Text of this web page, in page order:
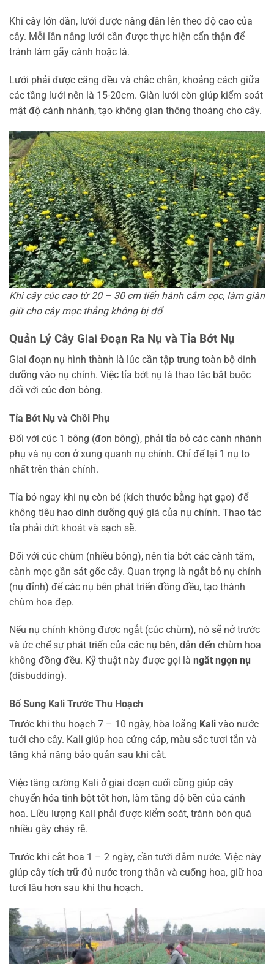
Khi cây lớn dần, lưới được nâng dần lên theo độ cao của
cây. Mỗi lần nâng lưới cần được thực hiện cẩn thận để
tránh làm gãy cành hoặc lá.
Lưới phải được căng đều và chắc chắn, khoảng cách giữa
các tầng lưới nên là 15-20cm. Giàn lưới còn giúp kiểm soát
mật độ cành nhánh, tạo không gian thông thoáng cho cây.
Khi cây cúc cao từ 20 – 30 cm tiến hành cắm cọc, làm giàn
giữ cho cây mọc thẳng không bị đổ
Quản Lý Cây Giai Đoạn Ra Nụ và Tỉa Bớt Nụ
Giai đoạn nụ hình thành là lúc cần tập trung toàn bộ dinh
dưỡng vào nụ chính. Việc tỉa bớt nụ là thao tác bắt buộc
đối với cúc đơn bông.
Tỉa Bớt Nụ và Chồi Phụ
Đối với cúc 1 bông (đơn bông), phải tỉa bỏ các cành nhánh
phụ và nụ con ở xung quanh nụ chính. Chỉ để lại 1 nụ to
nhất trên thân chính.
Tỉa bỏ ngay khi nụ còn bé (kích thước bằng hạt gạo) để
không tiêu hao dinh dưỡng quý giá của nụ chính. Thao tác
tỉa phải dứt khoát và sạch sẽ.
Đối với cúc chùm (nhiều bông), nên tỉa bớt các cành tăm,
cành mọc gần sát gốc cây. Quan trọng là ngắt bỏ nụ chính
(nụ đỉnh) để các nụ bên phát triển đồng đều, tạo thành
chùm hoa đẹp.
Nếu nụ chính không được ngắt (cúc chùm), nó sẽ nở trước
và ức chế sự phát triển của các nụ bên, dẫn đến chùm hoa
không đồng đều. Kỹ thuật này được gọi là ngắt ngọn nụ
(disbudding).
Bổ Sung Kali Trước Thu Hoạch
Trước khi thu hoạch 7 – 10 ngày, hòa loãng Kali vào nước
tưới cho cây. Kali giúp hoa cứng cáp, màu sắc tươi tắn và
tăng khả năng bảo quản sau khi cắt.
Việc tăng cường Kali ở giai đoạn cuối cũng giúp cây
chuyển hóa tinh bột tốt hơn, làm tăng độ bền của cánh
hoa. Liều lượng Kali phải được kiểm soát, tránh bón quá
nhiều gây cháy rễ.
Trước khi cắt hoa 1 – 2 ngày, cần tưới đẫm nước. Việc này
giúp cây tích trữ đủ nước trong thân và cuống hoa, giữ hoa
tươi lâu hơn sau khi thu hoạch.